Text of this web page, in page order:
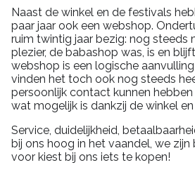
Naast de winkel en de festivals
paar jaar ook een webshop.
ruim twintig jaar bezig: nog steeds
plezier, de babashop was, is en
webshop is een logische
vinden het toch ook nog steeds
persoonlijk contact kunnen
wat mogelijk is dankzij de winkel
Service, duidelijkheid,
bij ons hoog in het vaandel, we zijn
voor kiest bij ons iets te kopen!